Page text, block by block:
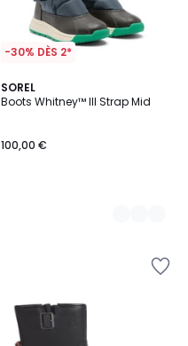
-30% DÈS 2*
SOREL
Boots Whitney™ III Strap Mid
100,00 €
2
Couleurs